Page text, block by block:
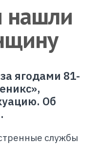
нашли
ягодами 81-
Об
службы